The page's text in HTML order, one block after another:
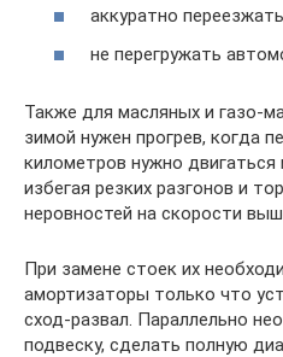
аккуратно
не перегружать
Также для масляных и газо-
зимой нужен прогрев, когда
километров нужно двигаться
избегая резких разгонов и
неровностей на скорости
При замене стоек их
амортизаторы только что
сход-развал. Параллельно
подвеску, сделать полную